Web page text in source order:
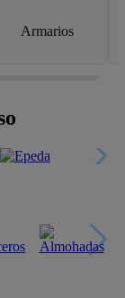
Armarios